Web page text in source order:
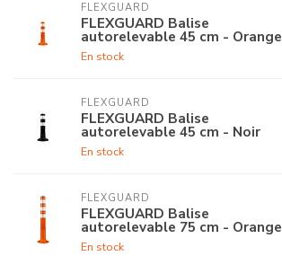
FLEXGUARD
FLEXGUARD Balise
autorelevable 45 cm - Orange
En stock
FLEXGUARD
FLEXGUARD Balise
autorelevable 45 cm - Noir
En stock
FLEXGUARD
FLEXGUARD Balise
autorelevable 75 cm - Orange
En stock